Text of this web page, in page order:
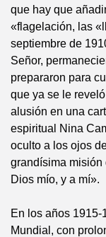
que hay que
«flagelación, las
septiembre de
Señor,
prepararon para
que ya se le
alusión en una
espiritual Nina
oculto a los ojos
grandísima misión
Dios mío, y a mí».
En los años 1915-
Mundial, con